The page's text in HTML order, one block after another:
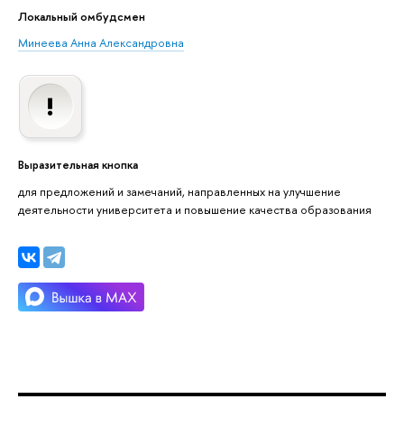
Локальный омбудсмен
Минеева Анна Александровна
Выразительная кнопка
для предложений и замечаний, направленных на улучшение
деятельности университета и повышение качества образования